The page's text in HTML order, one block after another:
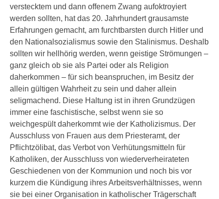
verstecktem und dann offenem Zwang aufoktroyiert
werden sollten, hat das 20. Jahrhundert grausamste
Erfahrungen gemacht, am furchtbarsten durch Hitler und
den Nationalsozialismus sowie den Stalinismus. Deshalb
sollten wir hellhörig werden, wenn geistige Strömungen –
ganz gleich ob sie als Partei oder als Religion
daherkommen – für sich beanspruchen, im Besitz der
allein gültigen Wahrheit zu sein und daher allein
seligmachend. Diese Haltung ist in ihren Grundzügen
immer eine faschistische, selbst wenn sie so
weichgespült daherkommt wie der Katholizismus. Der
Ausschluss von Frauen aus dem Priesteramt, der
Pflichtzölibat, das Verbot von Verhütungsmitteln für
Katholiken, der Ausschluss von wiederverheirateten
Geschiedenen von der Kommunion und noch bis vor
kurzem die Kündigung ihres Arbeitsverhältnisses, wenn
sie bei einer Organisation in katholischer Trägerschaft